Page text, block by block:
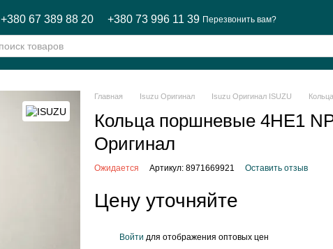
+380 67 389 88 20 +380 73 996 11 39 Перезвонить вам?
Главная Isuzu Оригинал Isuzu Оригинал ISUZU
Кольца поршневые 4HE1
Оригинал
Ожидается Артикул: 8971669921 Оставить отзыв
Цену уточняйте
Войти для отображения оптовых цен